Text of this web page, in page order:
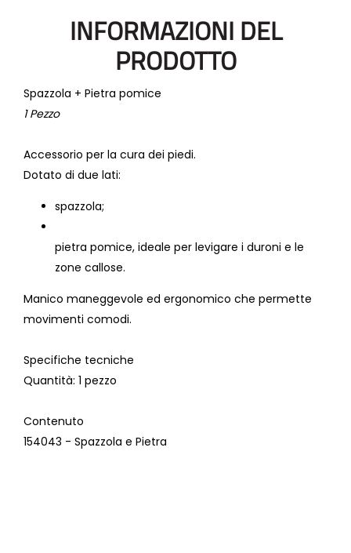
INFORMAZIONI DEL
PRODOTTO
Spazzola + Pietra pomice
1 Pezzo
Accessorio per la cura dei piedi.
Dotato di due lati:
spazzola;
pietra pomice, ideale per levigare i duroni e le
zone callose.
Manico maneggevole ed ergonomico che permette
movimenti comodi.
Specifiche tecniche
Quantità: 1 pezzo
Contenuto
154043 - Spazzola e Pietra